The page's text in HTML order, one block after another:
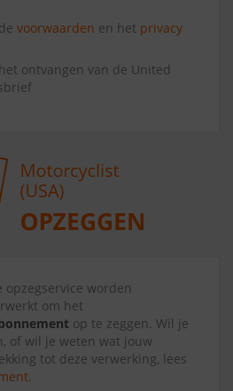
voorwaarden en het privacy
ontvangen van de United
worden
om het
op te zeggen. Wil je
of wil je weten wat jouw
tot deze verwerking, lees
.